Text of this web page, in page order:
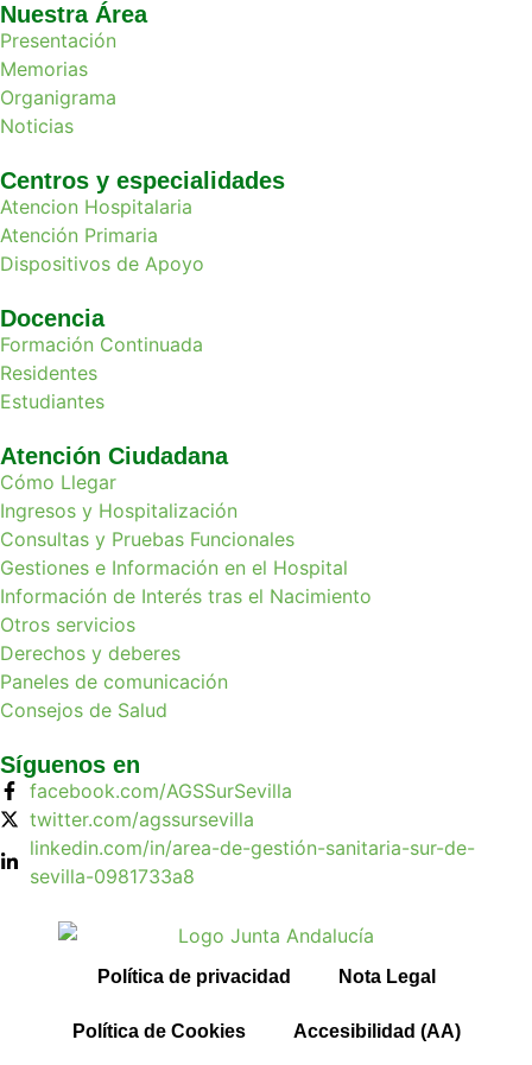
Nuestra Área
Presentación
Memorias
Organigrama
Noticias
Centros y especialidades
Atencion Hospitalaria
Atención Primaria
Dispositivos de Apoyo
Docencia
Formación Continuada
Residentes
Estudiantes
Atención Ciudadana
Cómo Llegar
Ingresos y Hospitalización
Consultas y Pruebas Funcionales
Gestiones e Información en el Hospital
Información de Interés tras el Nacimiento
Otros servicios
Derechos y deberes
Paneles de comunicación
Consejos de Salud
Síguenos en
facebook.com/AGSSurSevilla
twitter.com/agssursevilla
linkedin.com/in/area-de-gestión-sanitaria-sur-de-
sevilla-0981733a8
Política de privacidad Nota Legal
Política de Cookies Accesibilidad (AA)